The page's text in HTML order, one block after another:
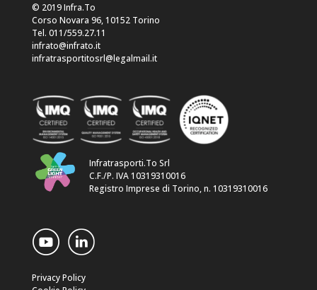
© 2019 Infra.To
Corso Novara 96, 10152 Torino
Tel. 011/559.27.11
infrato@infrato.it
infratrasportitosrl@legalmail.it
Infratrasporti.To Srl
C.F./P. IVA 10319310016
Registro Imprese di Torino, n. 10319310016
Privacy Policy